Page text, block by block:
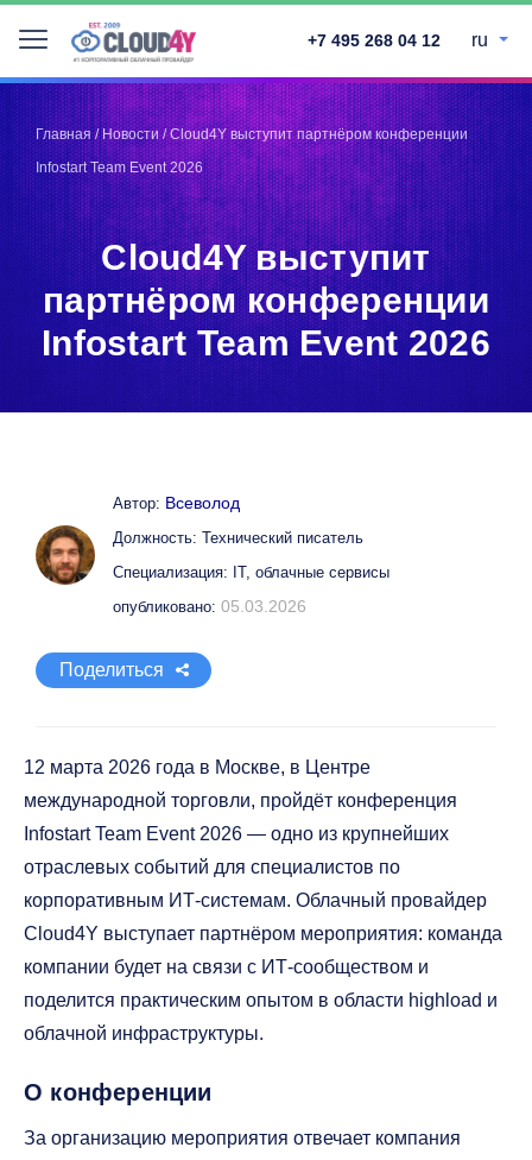
+7 495 268 04 12 ru
Главная/Новости/Cloud4Y выступит партнёром конференции
Infostart Team Event 2026
Cloud4Y выступит
партнёром конференции
Infostart Team Event 2026
Автор: Всеволод
Должность: Технический писатель
Специализация: IT, облачные сервисы
опубликовано: 05.03.2026
Поделиться
Telegram
Запинить
Твитнуть
LinkedIn
Facebook
ВКонтакте
12 марта 2026 года в Москве, в Центре
международной торговли, пройдёт конференция
Infostart Team Event 2026 — одно из крупнейших
отраслевых событий для специалистов по
корпоративным ИТ-системам. Облачный провайдер
Cloud4Y выступает партнёром мероприятия: команда
компании будет на связи с ИТ-сообществом и
поделится практическим опытом в области highload и
облачной инфраструктуры.
О конференции
За организацию мероприятия отвечает компания
Telegram
Запинить
Твитнуть
LinkedIn
Facebook
ВКонтакте